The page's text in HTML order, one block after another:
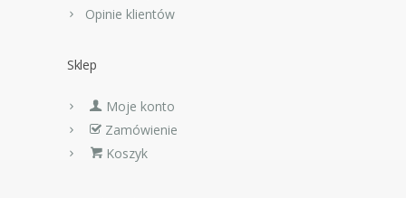
Opinie klientów
Sklep
Moje konto
Zamówienie
Koszyk